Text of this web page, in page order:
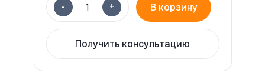
- 1 + В корзину
Получить консультацию